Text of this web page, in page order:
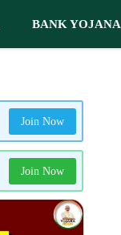
BANK YOJANA
Join Now
Join Now